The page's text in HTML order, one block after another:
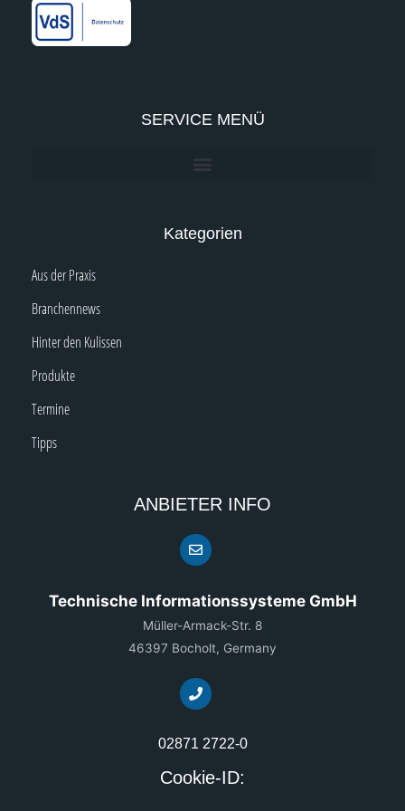
SERVICE MENÜ
Kategorien
Aus der Praxis
Branchennews
Hinter den Kulissen
Produkte
Termine
Tipps
ANBIETER INFO
Technische Informationssysteme GmbH
Müller-Armack-Str. 8
46397 Bocholt, Germany
02871 2722-0
Cookie-ID: